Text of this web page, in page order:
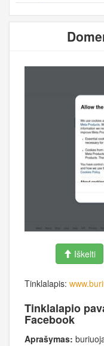
Iškelti
Tinklalapis:
Tinklalapio
Facebook
Aprašymas: